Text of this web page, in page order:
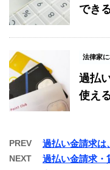
でき
法律家
過払
使え
PREV 過払い金請求は
NEXT
過払い金請求・